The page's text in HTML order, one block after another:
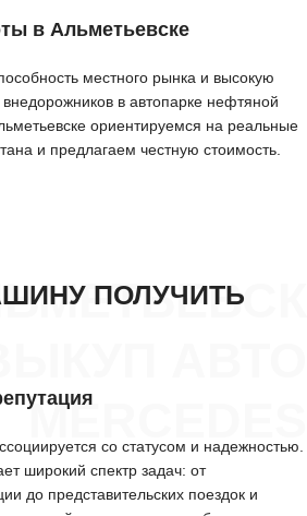
в Альметьевске
местного рынка и высокую
в автопарке нефтяной
ориентируемся на реальные
и предлагаем честную стоимость.
MERCEDES
ПОЛУЧИТЬ
со статусом и надежностью.
широкий спектр задач: от
до представительских поездок и